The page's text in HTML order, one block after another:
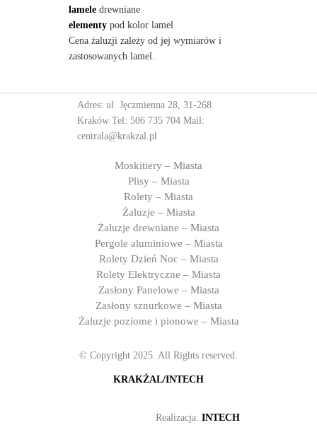
lameledrewniane
elementypod kolor lamel
Cena żaluzji zależy od jej wymiarów i
zastosowanych lamel.
Adres: ul. Jęczmienna 28, 31-268
Kraków Tel: 506 735 704 Mail:
centrala@krakzal.pl
Moskitiery – Miasta
Plisy – Miasta
Rolety – Miasta
Żaluzje – Miasta
Żaluzje drewniane – Miasta
Pergole aluminiowe – Miasta
Rolety Dzień Noc – Miasta
Rolety Elektryczne – Miasta
Zasłony Panelowe – Miasta
Zasłony sznurkowe – Miasta
Żaluzje poziome i pionowe – Miasta
© Copyright 2025. All Rights reserved.
KRAKŻAL/INTECH
Realizacja: INTECH